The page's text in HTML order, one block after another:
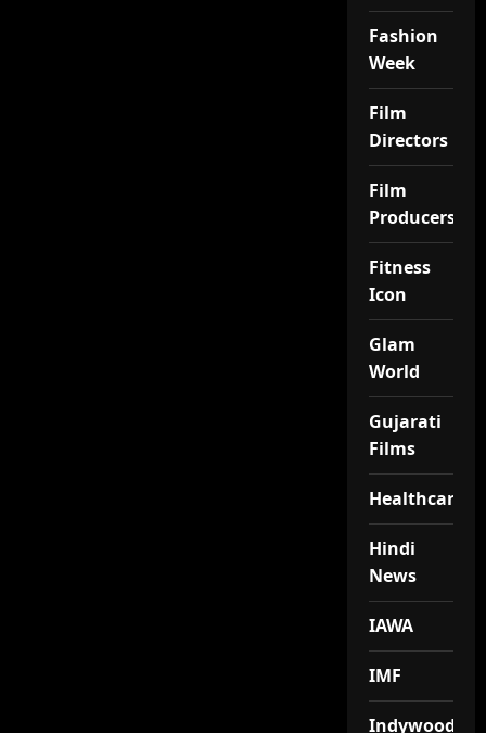
Fashion
Week
Film
Directors
Film
Producers
Fitness
Icon
Glam
World
Gujarati
Films
Healthcare
Hindi
News
IAWA
IMF
Indywood